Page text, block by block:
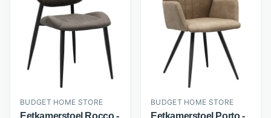
BUDGET HOME STORE
Eetkamerstoel Rocco -
BUDGET HOME STORE
Eetkamerstoel Porto -